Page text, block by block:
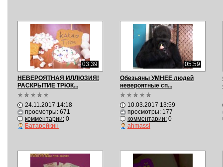
03:39
НЕВЕРОЯТНАЯ ИЛЛЮЗИЯ!
РАСКРЫТИЕ ТРЮК...
24.11.2017 14:18
просмотры: 671
комментарии:0
Батарейкин
05:59
Обезьяны УМНЕЕ людей
невероятные сп...
10.03.2017 13:59
просмотры: 177
комментарии:0
ahmassi